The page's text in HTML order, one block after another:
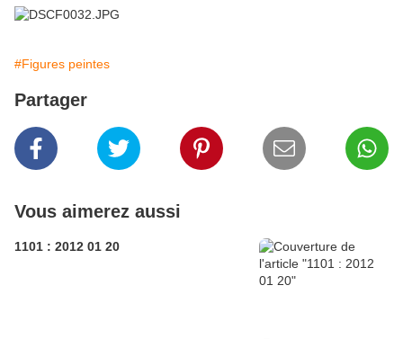
#Figures peintes
Partager
Vous aimerez aussi
1101 : 2012 01 20